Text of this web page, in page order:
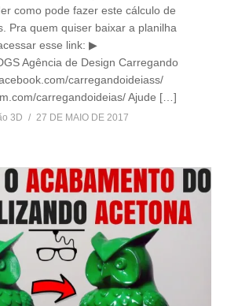
como pode fazer este cálculo de
Pra quem quiser baixar a planilha
esse link: ▶
Agência de Design Carregando
carregandoideiass/
carregandoideias/ Ajude […]
3D
27 DE MAIO DE 2017